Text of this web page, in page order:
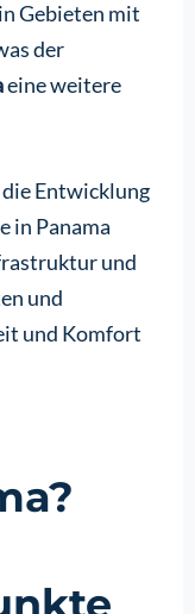
Gebieten mit
der
eine weitere
Entwicklung
in Panama
und
und
und Komfort